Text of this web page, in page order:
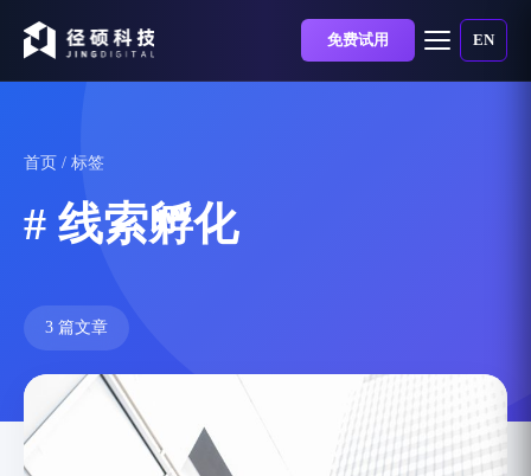
免费试用 EN
首页 / 标签
# 线索孵化
3 篇文章